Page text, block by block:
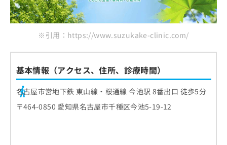
※引用：https://www.suzukake-clinic.com/
基本情報（アクセス、住所、診療時間）
名古屋市営地下鉄 東山線・桜通線 今池駅 8番出口 徒歩5分
〒464-0850 愛知県名古屋市千種区今池5-19-12